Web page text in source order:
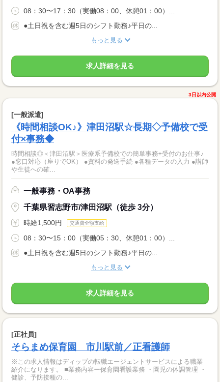
08：30〜17：30（実働08：00、休憩01：00）...
●土日祝を含む週5日のシフト勤務♪平日の...
もっと見る
求人詳細を見る
3日以内公開
[一般派遣]
《時間相談OK♪》津田沼駅☆長期◇予備校で受
付×事務◆
時間相談◎＜津田沼駅＞医療系予備校での簡単事務+受付のお仕事♪
●窓口対応（座りでOK） ●資料の発送手続 ●各種データの入力 ●講師
や生徒への確...
一般事務・OA事務
千葉県習志野市/津田沼駅（徒歩 3分）
時給1,500円 交通費全額支給
08：30〜15：00（実働05：30、休憩01：00）...
●土日祝を含む週5日のシフト勤務♪平日の...
もっと見る
求人詳細を見る
[正社員]
そらまめ保育園 市川駅前／正看護師
※この求人情報はディップの転職エージェントサービスによる職業
紹介になります。 ■業務内容ー保育園看護業務 ・園児の体調管理 ・
健診、予防接種の...